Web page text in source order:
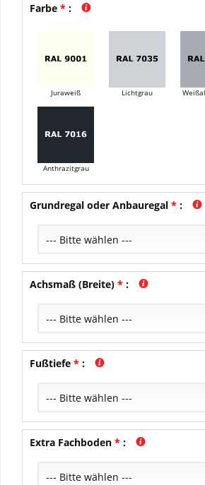
Farbe * :
Juraweiß Lichtgrau
Anthrazitgrau
Grundregal oder Anbauregal * :
Achsmaß (Breite) * :
Fußtiefe * :
Extra Fachboden * :